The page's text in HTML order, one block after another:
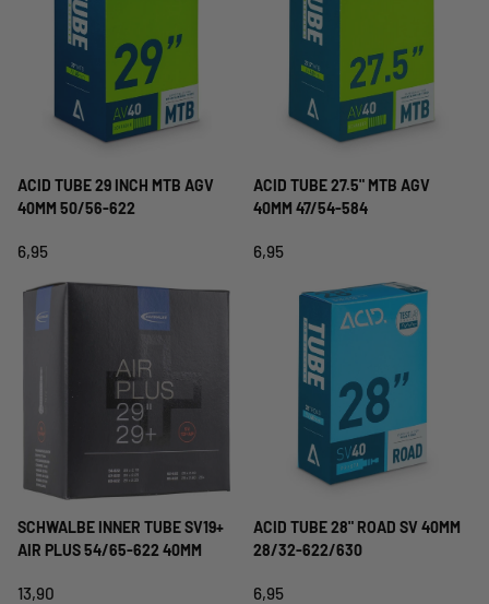
ACID TUBE 29 INCH MTB AGV
40MM 50/56-622
6,95
ACID TUBE 27.5" MTB AGV
40MM 47/54-584
6,95
SCHWALBE INNER TUBE SV19+
AIR PLUS 54/65-622 40MM
13,90
ACID TUBE 28" ROAD SV 40MM
28/32-622/630
6,95